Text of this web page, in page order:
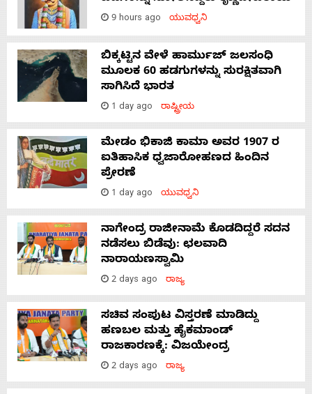
9 hours ago ಯುವಧ್ವನಿ
ಬಿಕ್ಕಟ್ಟಿನ ವೇಳೆ ಹಾರ್ಮುಜ್ ಜಲಸಂಧಿ
ಮೂಲಕ 60 ಹಡಗುಗಳನ್ನು ಸುರಕ್ಷಿತವಾಗಿ
ಸಾಗಿಸಿದೆ ಭಾರತ
1 day ago ರಾಷ್ಟ್ರೀಯ
ಮೇಡಂ ಭಿಕಾಜಿ ಕಾಮಾ ಅವರ 1907 ರ
ಐತಿಹಾಸಿಕ ಧ್ವಜಾರೋಹಣದ ಹಿಂದಿನ
ಪ್ರೇರಣೆ
1 day ago ಯುವಧ್ವನಿ
ನಾಗೇಂದ್ರ ರಾಜೀನಾಮೆ ಕೊಡದಿದ್ದರೆ ಸದನ
ನಡೆಸಲು ಬಿಡೆವು: ಛಲವಾದಿ
ನಾರಾಯಣಸ್ವಾಮಿ
2 days ago ರಾಜ್ಯ
ಸಚಿವ ಸಂಪುಟ ವಿಸ್ತರಣೆ ಮಾಡಿದ್ದು
ಹಣಬಲ ಮತ್ತು ಹೈಕಮಾಂಡ್
ರಾಜಕಾರಣಕ್ಕೆ: ವಿಜಯೇಂದ್ರ
2 days ago ರಾಜ್ಯ